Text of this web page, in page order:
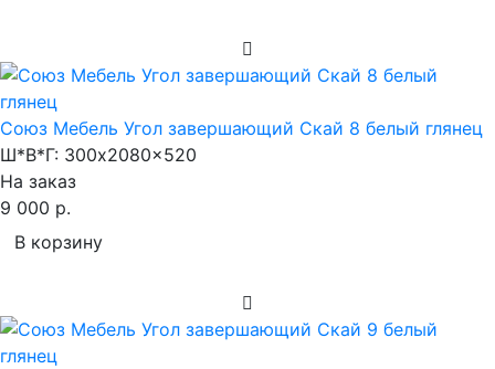
Союз Мебель Угол завершающий Скай 8 белый глянец
Ш*В*Г: 300x2080x520
На заказ
9 000 р.
В корзину